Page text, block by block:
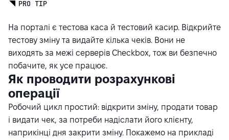
PRO TIP
На порталі є тестова каса й тестовий касир. Відкрийте
тестову зміну та видайте кілька чеків. Вони не
виходять за межі серверів Checkbox, тож ви безпечно
побачите, як усе працює.
Як проводити розрахункові
операції
Робочий цикл простий: відкрити зміну, продати товар
і видати чек, за потреби надіслати його клієнту,
наприкінці дня закрити зміну. Покажемо на прикладі